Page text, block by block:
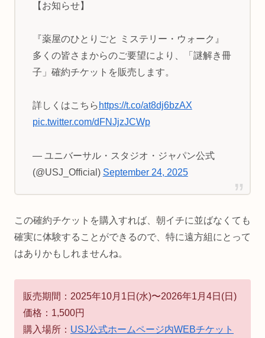
【お知らせ】
『薬屋のひとりごと ミステリー・ウォーク』
多くの皆さまからのご要望により、「謎解き冊
子」確約チケットを販売します。
詳しくはこちら https://t.co/at8dj6bzAX
pic.twitter.com/dFNJjzJCWp
— ユニバーサル・スタジオ・ジャパン公式
(@USJ_Official) September 24, 2025
この確約チケットを購入すれば、朝イチに並ばなくても
確実に体験することができるので、特に遠方組にとって
はありかもしれませんね。
販売期間：2025年10月1日(水)〜2026年1月4日(日)
価格：1,500円
購入場所： USJ公式ホームページ内WEBチケット